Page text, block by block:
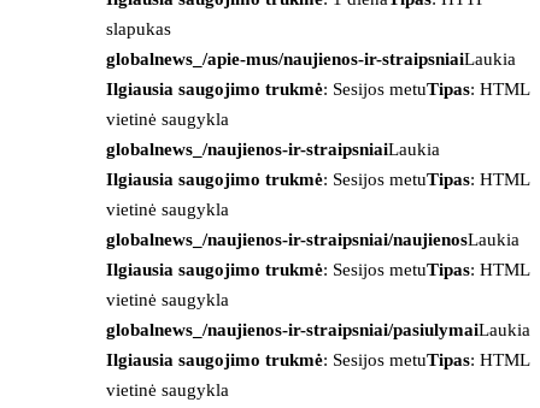
slapukas
globalnews_/apie-mus/naujienos-ir-straipsniaiLaukia
Ilgiausia saugojimo trukmė: Sesijos metuTipas: HTML
vietinė saugykla
globalnews_/naujienos-ir-straipsniaiLaukia
Ilgiausia saugojimo trukmė: Sesijos metuTipas: HTML
vietinė saugykla
globalnews_/naujienos-ir-straipsniai/naujienosLaukia
Ilgiausia saugojimo trukmė: Sesijos metuTipas: HTML
vietinė saugykla
globalnews_/naujienos-ir-straipsniai/pasiulymaiLaukia
Ilgiausia saugojimo trukmė: Sesijos metuTipas: HTML
vietinė saugykla